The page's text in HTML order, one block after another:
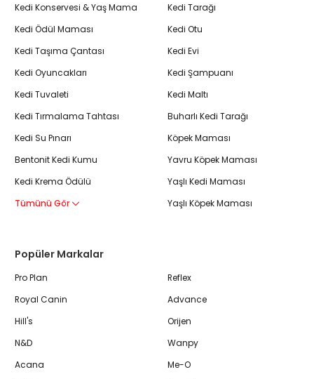
Kedi Konservesi & Yaş Mama
Kedi Ödül Maması
Kedi Taşıma Çantası
Kedi Oyuncakları
Kedi Tuvaleti
Kedi Tırmalama Tahtası
Kedi Su Pınarı
Bentonit Kedi Kumu
Kedi Krema Ödülü
Tümünü Gör
Kedi Tarağı
Kedi Otu
Kedi Evi
Kedi Şampuanı
Kedi Maltı
Buharlı Kedi Tarağı
Köpek Maması
Yavru Köpek Maması
Yaşlı Kedi Maması
Yaşlı Köpek Maması
Popüler Markalar
Pro Plan
Royal Canin
Hill's
N&D
Acana
Reflex
Advance
Orijen
Wanpy
Me-O